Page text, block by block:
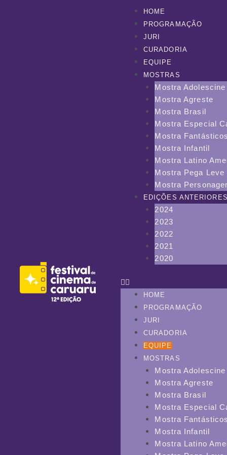
HOME
PROGRAMAÇÃO
JURI
CURADORIA
EQUIPE
MOSTRAS
Mostra Adolescine
Mostra Agreste
Mostra Brasil
Mostra Especial
Mostra Fantásticos
Mostra Infantil
Mostra Latino
Mostra Pega Leve
Mostra
EDIÇÕES ANTERIORES
2024
2023
2022
2021
2020
Menu
HOME
PROGRAMAÇÃO
JURI
CURADORIA
EQUIPE
MOSTRAS
Mostra Adolescine
Mostra Agreste
Mostra Brasil
Mostra Especial
Mostra Fantásticos
Mostra Infantil
Mostra Latino